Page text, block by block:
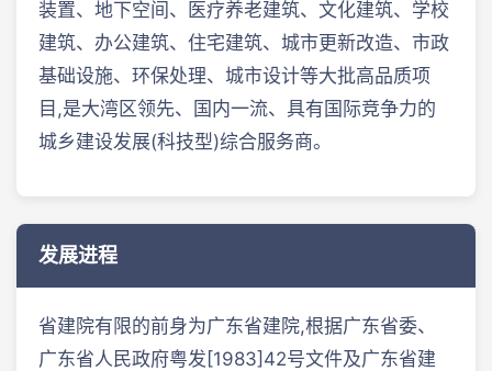
装置、地下空间、医疗养老建筑、文化建筑、学校
建筑、办公建筑、住宅建筑、城市更新改造、市政
基础设施、环保处理、城市设计等大批高品质项
目,是大湾区领先、国内一流、具有国际竞争力的
城乡建设发展(科技型)综合服务商。
发展进程
省建院有限的前身为广东省建院,根据广东省委、
广东省人民政府粤发[1983]42号文件及广东省建